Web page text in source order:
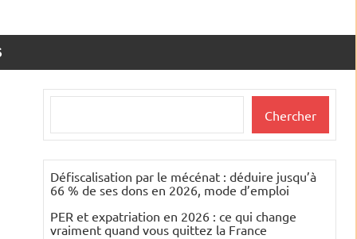
Chercher
Défiscalisation par le mécénat : déduire jusqu’à
66 % de ses dons en 2026, mode d’emploi
PER et expatriation en 2026 : ce qui change
vraiment quand vous quittez la France